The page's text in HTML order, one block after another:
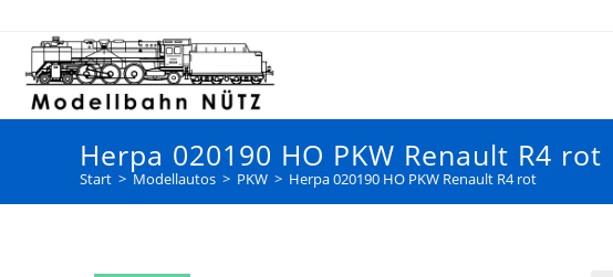
Herpa 020190 HO PKW Renault R4 rot
Start > Modellautos > PKW > Herpa 020190 HO PKW Renault R4 rot